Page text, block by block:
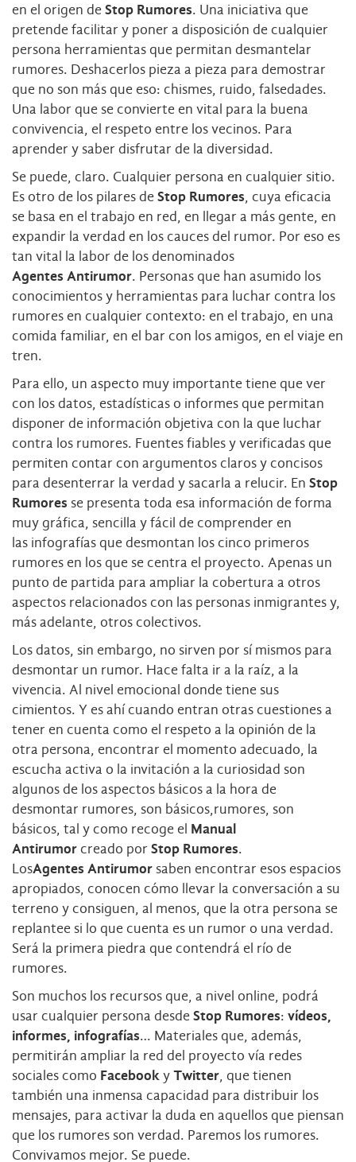
en el origen de Stop Rumores. Una iniciativa que
pretende facilitar y poner a disposición de cualquier
persona herramientas que permitan desmantelar
rumores. Deshacerlos pieza a pieza para demostrar
que no son más que eso: chismes, ruido, falsedades.
Una labor que se convierte en vital para la buena
convivencia, el respeto entre los vecinos. Para
aprender y saber disfrutar de la diversidad.
Se puede, claro. Cualquier persona en cualquier sitio.
Es otro de los pilares de Stop Rumores, cuya eficacia
se basa en el trabajo en red, en llegar a más gente, en
expandir la verdad en los cauces del rumor. Por eso es
tan vital la labor de los denominados
Agentes Antirumor. Personas que han asumido los
conocimientos y herramientas para luchar contra los
rumores en cualquier contexto: en el trabajo, en una
comida familiar, en el bar con los amigos, en el viaje en
tren.
Para ello, un aspecto muy importante tiene que ver
con los datos, estadísticas o informes que permitan
disponer de información objetiva con la que luchar
contra los rumores. Fuentes fiables y verificadas que
permiten contar con argumentos claros y concisos
para desenterrar la verdad y sacarla a relucir. En Stop
Rumores se presenta toda esa información de forma
muy gráfica, sencilla y fácil de comprender en
las infografías que desmontan los cinco primeros
rumores en los que se centra el proyecto. Apenas un
punto de partida para ampliar la cobertura a otros
aspectos relacionados con las personas inmigrantes y,
más adelante, otros colectivos.
Los datos, sin embargo, no sirven por sí mismos para
desmontar un rumor. Hace falta ir a la raíz, a la
vivencia. Al nivel emocional donde tiene sus
cimientos. Y es ahí cuando entran otras cuestiones a
tener en cuenta como el respeto a la opinión de la
otra persona, encontrar el momento adecuado, la
escucha activa o la invitación a la curiosidad son
algunos de los aspectos básicos a la hora de
desmontar rumores, son básicos,rumores, son
básicos, tal y como recoge el Manual
Antirumorcreado por Stop Rumores.
LosAgentes Antirumorsaben encontrar esos espacios
apropiados, conocen cómo llevar la conversación a su
terreno y consiguen, al menos, que la otra persona se
replantee si lo que cuenta es un rumor o una verdad.
Será la primera piedra que contendrá el río de
rumores.
Son muchos los recursos que, a nivel online, podrá
usar cualquier persona desde Stop Rumores: vídeos,
informes, infografías… Materiales que, además,
permitirán ampliar la red del proyecto vía redes
sociales como FacebookyTwitter, que tienen
también una inmensa capacidad para distribuir los
mensajes, para activar la duda en aquellos que piensan
que los rumores son verdad. Paremos los rumores.
Convivamos mejor. Se puede.